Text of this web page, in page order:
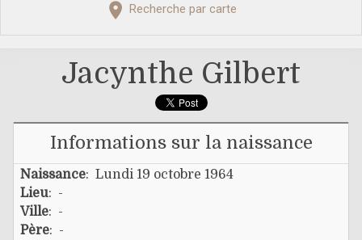
Recherche par carte
Jacynthe Gilbert
Informations sur la naissance
Naissance: Lundi 19 octobre 1964
Lieu: -
Ville: -
Père: -